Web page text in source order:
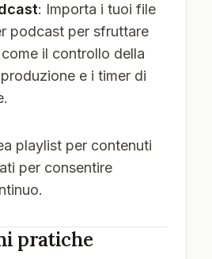
: Importa i tuoi file
podcast per sfruttare
il controllo della
e i timer di
playlist per contenuti
per consentire
pratiche